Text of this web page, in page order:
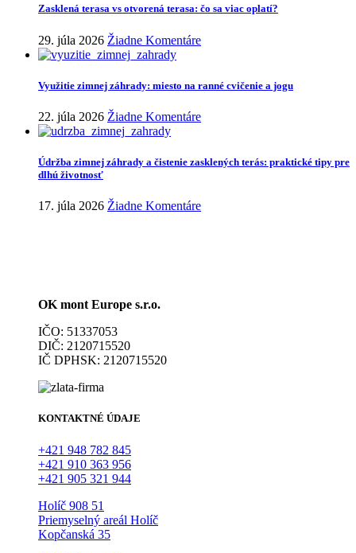
Zasklená terasa vs otvorená terasa: čo sa viac oplatí?
29. júla 2026 Žiadne Komentáre
Využitie zimnej záhrady: miesto na ranné cvičenie a jogu
22. júla 2026 Žiadne Komentáre
Údržba zimnej záhrady a čistenie zasklených terás: praktické tipy pre
dlhú životnosť
17. júla 2026 Žiadne Komentáre
OK mont Europe s.r.o.
IČO: 51337053
DIČ: 2120715520
IČ DPHSK: 2120715520
KONTAKTNÉ ÚDAJE
+421 948 782 845
+421 910 363 956
+421 905 321 944
Holíč 908 51
Priemyselný areál Holíč
Kopčanská 35